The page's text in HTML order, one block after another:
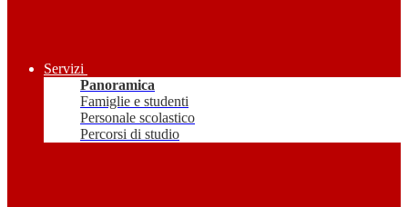
Servizi
Panoramica
Famiglie e studenti
Personale scolastico
Percorsi di studio